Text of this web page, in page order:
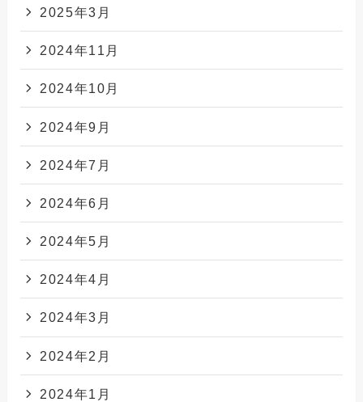
2025年3月
2024年11月
2024年10月
2024年9月
2024年7月
2024年6月
2024年5月
2024年4月
2024年3月
2024年2月
2024年1月